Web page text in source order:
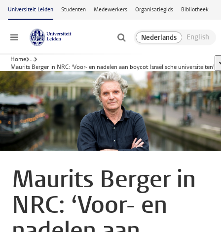
Ga naar hoofdinhoud
Universiteit Leiden Studenten Medewerkers Organisatiegids Bibliotheek
Menu
Home ...
Maurits Berger in NRC: ‘Voor- en nadelen aan boycot Israëlische universiteiten’
Maurits Berger in
NRC: ‘Voor- en